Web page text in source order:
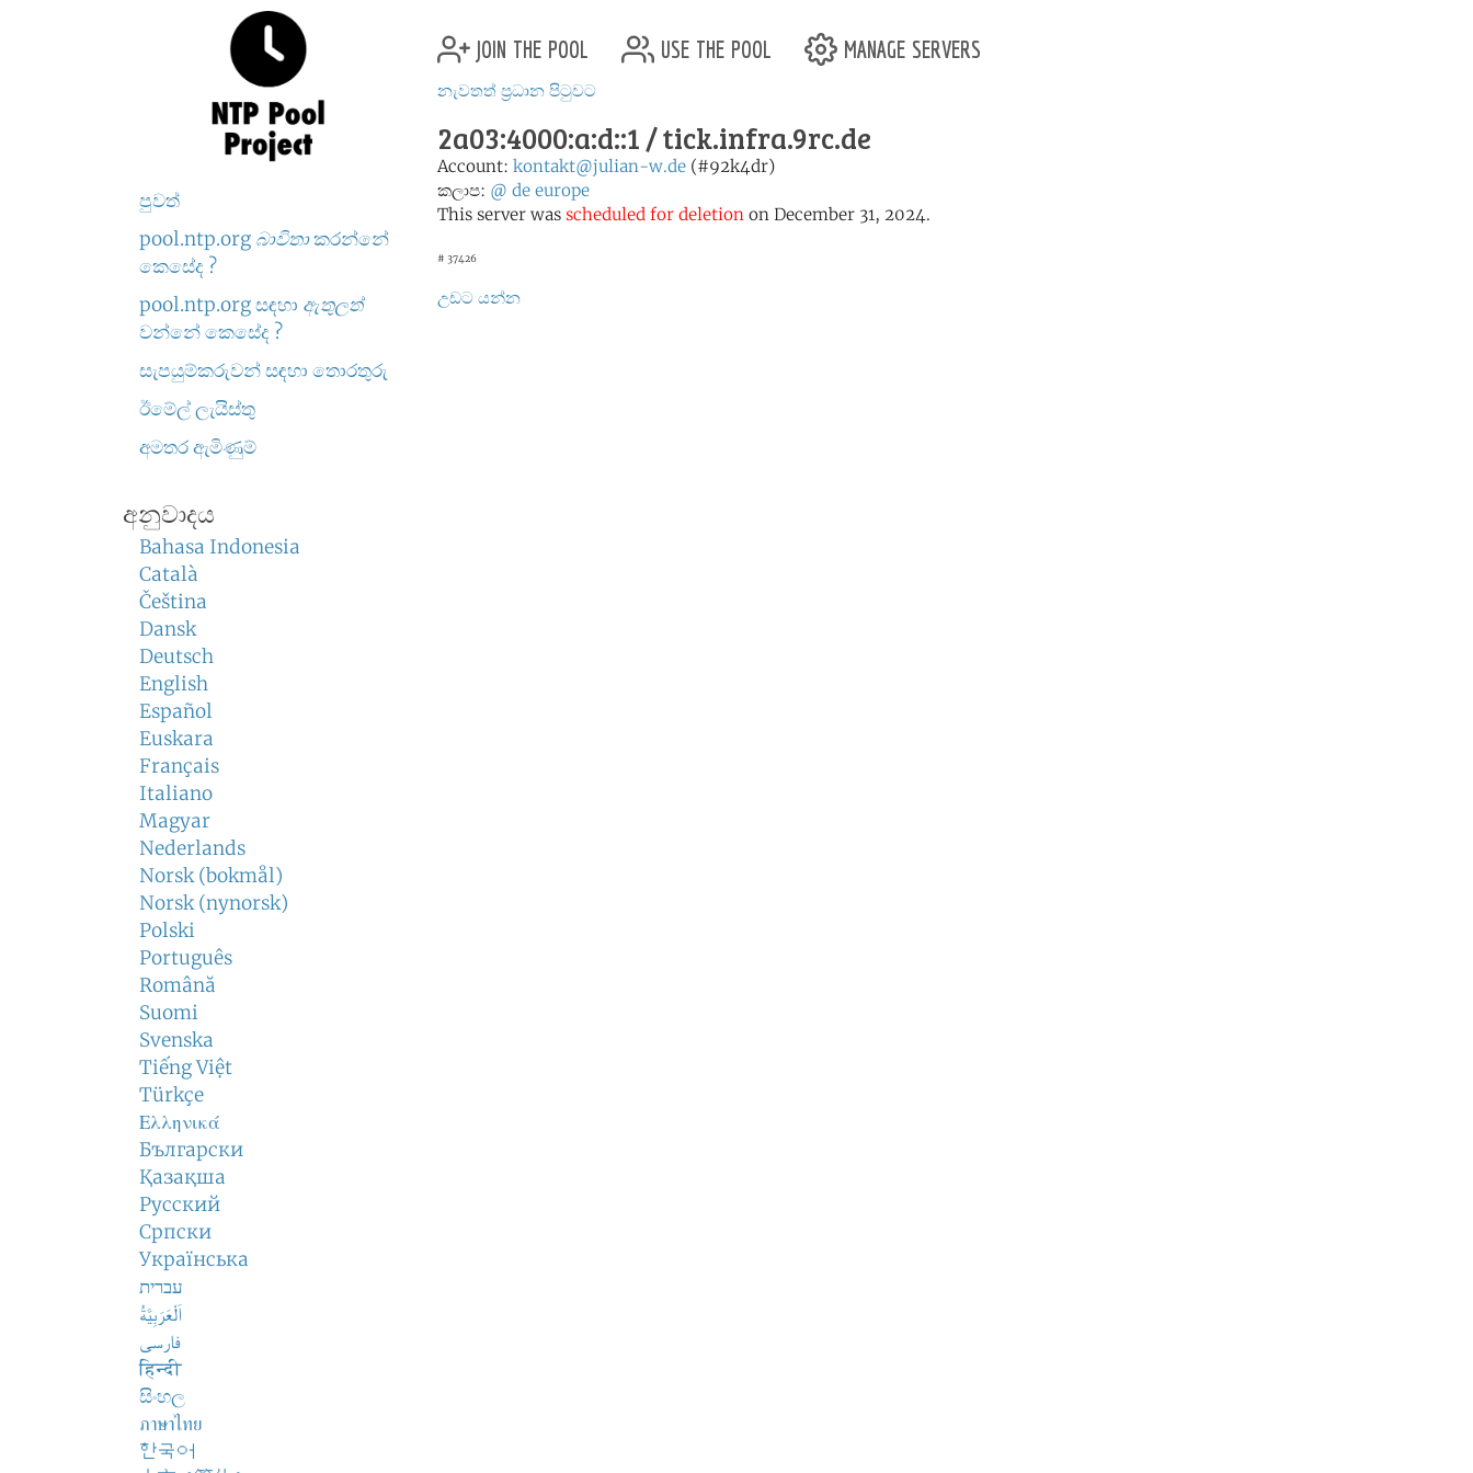
පුවත්
pool.ntp.org බාවිතාකරන්නේ
කෙසේද ?
pool.ntp.org සඳහා ඇතුලත්
වන්නේ කෙසේද ?
සැපයුම්කරුවන් සඳහා තොරතුරු
ඊමේල් ලැයිස්තු
අමතර ඇමිණුම්
අනුවාදය
Bahasa Indonesia
Català
Čeština
Dansk
Deutsch
English
Español
Euskara
Français
Italiano
Magyar
Nederlands
Norsk (bokmål)
Norsk (nynorsk)
Polski
Português
Română
Suomi
Svenska
Tiếng Việt
Türkçe
Ελληνικά
Български
Қазақша
Русский
Српски
Українська
עברית
اَلْعَرَبِيَّةُ
فارسی
हिन्दी
සිංහල
ภาษาไทย
한국어
join the pool use the pool manage servers
නැවතත් ප්‍රධාන පිටුවට
2a03:4000:a:d::1 / tick.infra.9rc.de
Account: kontakt@julian-w.de (#92k4dr)
කලාප: @ de europe
This server was scheduled for deletion on December 31, 2024.
# 37426
උඩට යන්න